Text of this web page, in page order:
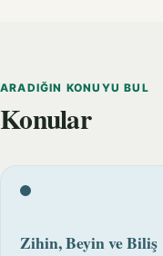
ARADIĞIN KONUYU BUL
Konular
Zihin, Beyin ve Biliş